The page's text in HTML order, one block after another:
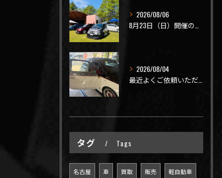
2026/08/06
2026/08/04
タグ Tags
名古屋 車 買取 販売 軽自動車